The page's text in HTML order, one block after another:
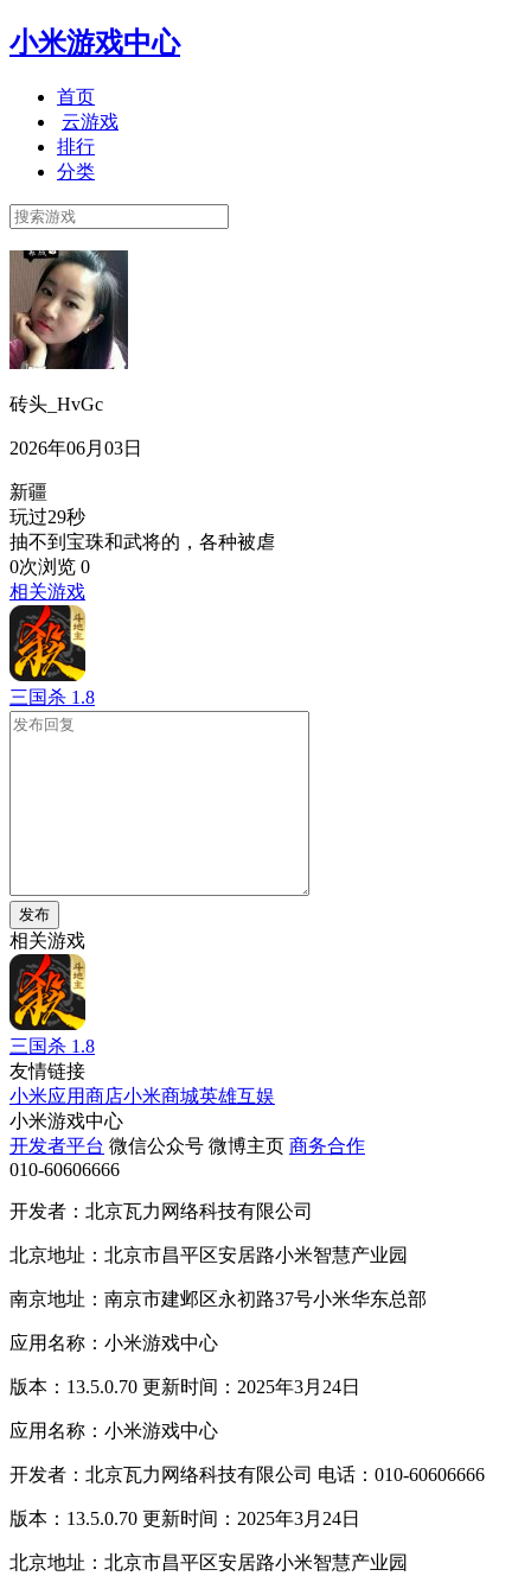
小米游戏中心
首页
云游戏
排行
分类
砖头_HvGc
2026年06月03日
新疆
玩过29秒
抽不到宝珠和武将的，各种被虐
0次浏览 0
相关游戏
三国杀 1.8
发布
相关游戏
三国杀 1.8
友情链接
小米应用商店小米商城英雄互娱
小米游戏中心
开发者平台 微信公众号 微博主页 商务合作
010-60606666
开发者：北京瓦力网络科技有限公司
北京地址：北京市昌平区安居路小米智慧产业园
南京地址：南京市建邺区永初路37号小米华东总部
应用名称：小米游戏中心
版本：13.5.0.70 更新时间：2025年3月24日
应用名称：小米游戏中心
开发者：北京瓦力网络科技有限公司 电话：010-60606666
版本：13.5.0.70 更新时间：2025年3月24日
北京地址：北京市昌平区安居路小米智慧产业园